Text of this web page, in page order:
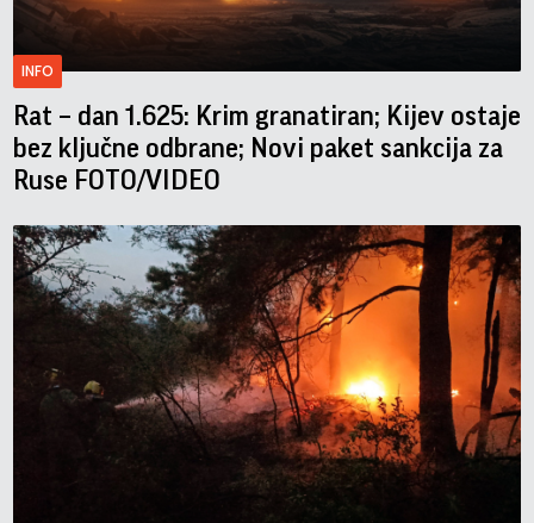
INFO
Rat – dan 1.625: Krim granatiran; Kijev ostaje
bez ključne odbrane; Novi paket sankcija za
Ruse FOTO/VIDEO